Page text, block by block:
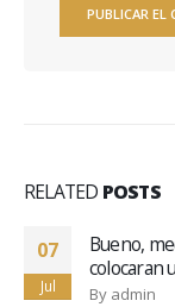
RELATED POSTS
07
Jul
Bueno,
colocaran
By admin